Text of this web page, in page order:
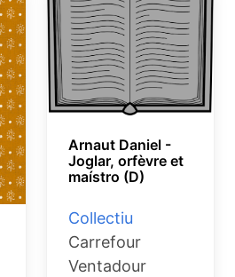
Arnaut Daniel -
Joglar, orfèvre et
maístro (D)
Collectiu
Carrefour
Ventadour